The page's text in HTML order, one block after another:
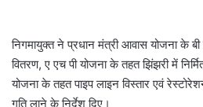
निगमायुक्त ने प्रधान मंत्री आवास योजना के
वितरण, ए एच पी योजना के तहत झिंझरी में
योजना के तहत पाइप लाइन विस्तार एवं
गति लाने के निर्देश दिए।